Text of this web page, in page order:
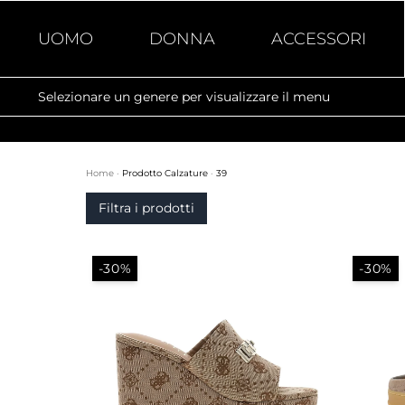
UOMO DONNA ACCESSORI
Selezionare un genere per visualizzare il menu
Home · Prodotto Calzature · 39
Filtra i prodotti
-30% -30%